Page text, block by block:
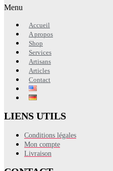
Menu
Accueil
A propos
Shop
Services
Artisans
Articles
Contact
LIENS UTILS
Conditions légales
Mon compte
Livraison